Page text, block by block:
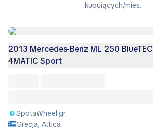
kupujących/mies.
2013 Mercedes-Benz ML 250 BlueTEC
4MATIC Sport
SpotaWheel.gr
Grecja, Attica